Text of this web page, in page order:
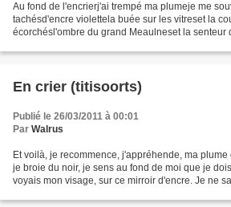
Au fond de l'encrierj'ai trempé ma plumeje me
tachésd'encre violettela buée sur les vitreset la
écorchésl'ombre du grand Meaulneset la senteur
En crier‏ (titisoorts)
Publié le 26/03/2011 à 00:01
Par Walrus
Et voilà, je recommence, j'appréhende, ma
je broie du noir, je sens au fond de moi que je
voyais mon visage, sur ce mirroir d'encre. Je ne